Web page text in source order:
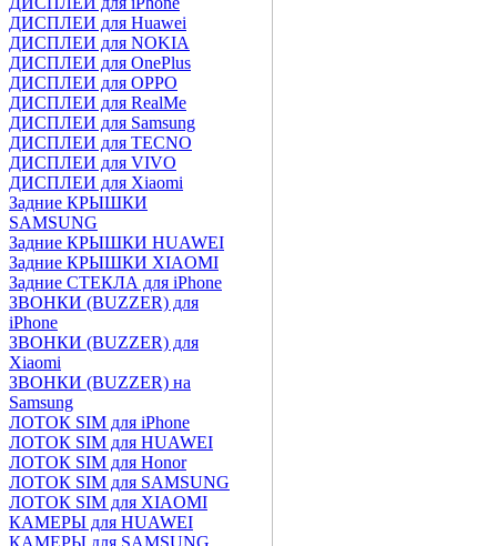
ДИСПЛЕИ для Huawei
ДИСПЛЕИ для NOKIA
ДИСПЛЕИ для OnePlus
ДИСПЛЕИ для OPPO
ДИСПЛЕИ для RealMe
ДИСПЛЕИ для Samsung
ДИСПЛЕИ для TECNO
ДИСПЛЕИ для VIVO
ДИСПЛЕИ для Xiaomi
Задние КРЫШКИ
SAMSUNG
Задние КРЫШКИ HUAWEI
Задние КРЫШКИ XIAOMI
Задние СТЕКЛА для iPhone
ЗВОНКИ (BUZZER) для
iPhone
ЗВОНКИ (BUZZER) для
Xiaomi
ЗВОНКИ (BUZZER) на
Samsung
ЛОТОК SIM для iPhone
ЛОТОК SIM для HUAWEI
ЛОТОК SIM для Honor
ЛОТОК SIM для SAMSUNG
ЛОТОК SIM для XIAOMI
КАМЕРЫ для HUAWEI
КАМЕРЫ для SAMSUNG